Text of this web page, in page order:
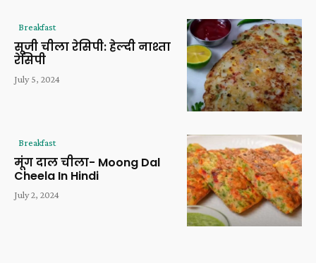
Breakfast
सूजी चीला रेसिपी: हेल्दी नाश्ता
रेसिपी
July 5, 2024
Breakfast
मूंग दाल चीला- Moong Dal
Cheela In Hindi
July 2, 2024